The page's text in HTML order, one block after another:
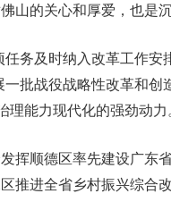
山的关心和厚爱，也是沉
务及时纳入改革工作安
批战役战略性改革和
理能力现代化的强劲动力
顺德区率先建设广东
推进全省乡村振兴综合